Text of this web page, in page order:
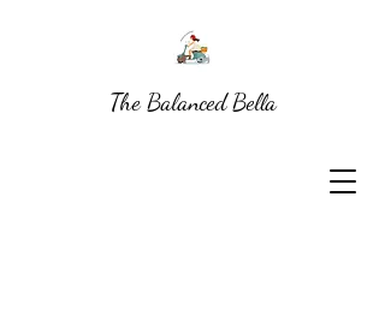
The Balanced Bella